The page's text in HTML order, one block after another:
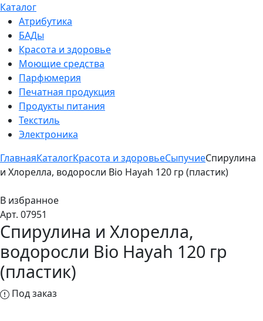
Каталог
Атрибутика
БАДы
Красота и здоровье
Моющие средства
Парфюмерия
Печатная продукция
Продукты питания
Текстиль
Электроника
ГлавнаяКаталогКрасота и здоровьеСыпучиеСпирулина
и Хлорелла, водоросли Bio Hayah 120 гр (пластик)
В избранное
Арт. 07951
Спирулина и Хлорелла,
водоросли Bio Hayah 120 гр
(пластик)
Под заказ